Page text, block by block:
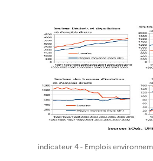
indicateur 4 - Emplois